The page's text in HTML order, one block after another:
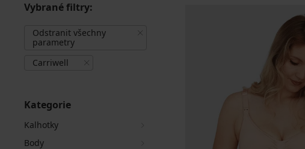
Vybrané filtry:
Odstranit všechny
parametry
Carriwell
Kategorie
Kalhotky
Body